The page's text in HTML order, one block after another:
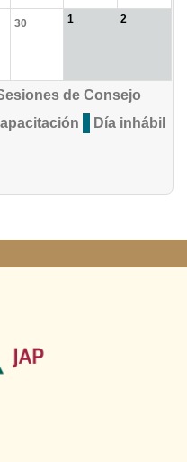
30 1 2
de Consejo
Día inhábil